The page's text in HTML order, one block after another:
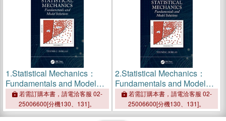
1.Statistical Mechanics：
Fundamentals and Model
Solutions
若需訂購本書，請電洽客服 02-
25006600[分機130、131]。
2.Statistical Mechanics：
Fundamentals and Model
Solutions
若需訂購本書，請電洽客服 02-
25006600[分機130、131]。